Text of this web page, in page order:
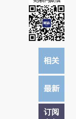
订阅